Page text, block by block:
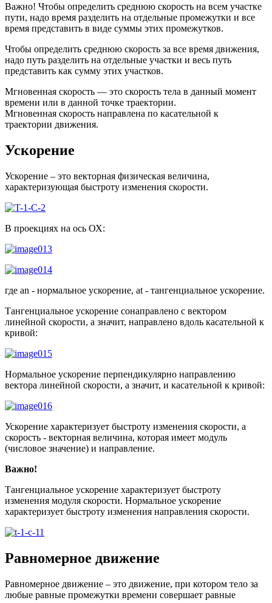
Важно! Чтобы определить среднюю скорость на всем участке
пути, надо время разделить на отдельные промежутки и все
время представить в виде суммы этих промежутков.
Чтобы определить среднюю скорость за все время движения,
надо путь разделить на отдельные участки и весь путь
представить как сумму этих участков.
Мгновенная скорость — это скорость тела в данный момент
времени или в данной точке траектории.
Мгновенная скорость направлена по касательной к
траектории движения.
Ускорение
Ускорение – это векторная физическая величина,
характеризующая быстроту изменения скорости.
В проекциях на ось ОХ:
где an - нормальное ускорение, at - тангенциальное ускорение.
Тангенциальное ускорение сонаправлено с вектором
линейной скорости, a значит, направлено вдоль касательной к
кривой:
Нормальное ускорение перпендикулярно направлению
вектора линейной скорости, а значит, и касательной к кривой:
Ускорение характеризует быстроту изменения скорости, а
скорость - векторная величина, которая имеет модуль
(числовое значение) и направление.
Важно!
Тангенциальное ускорение характеризует быстроту
изменения модуля скорости. Нормальное ускорение
характеризует быстроту изменения направления скорости.
Равномерное движение
Равномерное движение – это движение, при котором тело за
любые равные промежутки времени совершает равные